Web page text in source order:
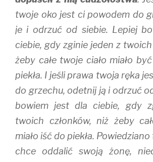
twoje oko jest ci powodem do
je i odrzuć od siebie. Lepiej
ciebie, gdy zginie jeden z twoich
żeby całe twoje ciało miało
piekła. I jeśli prawa twoja ręka
do grzechu, odetnij ją i odrzuć
bowiem jest dla ciebie, gdy
twoich członków, niż żeby
miało iść do piekła.
chce oddalić swoją żonę,